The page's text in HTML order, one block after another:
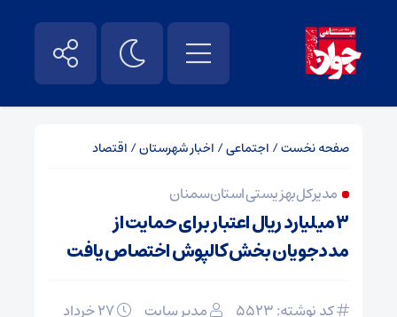
صفحه نخست/ اجتماعی/ اخبار شهرستان/ اقتصاد
مدیرکل بهزیستی استان سمنان
۳ میلیارد ریال اعتبار برای حمایت از
مددجویان بخش کالپوش اختصاص یافت
کد نوشته: 5523 مدیر سایت